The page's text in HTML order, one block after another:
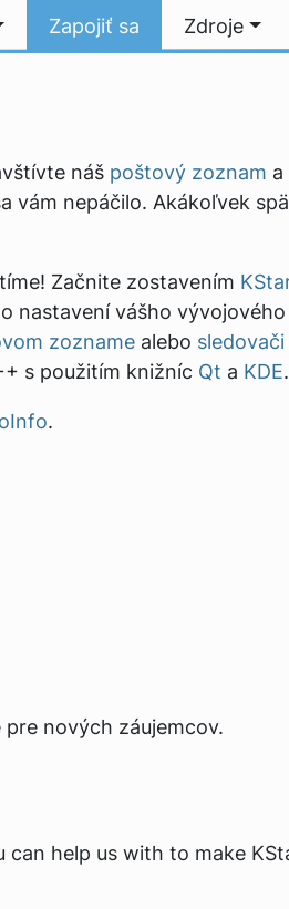
Zapojiť sa Zdroje
náš poštový zoznam a
vám nepáčilo. Akákoľvek
Začnite zostavením
nastavení vášho
zoznamealebo
s použitím knižníc Qt a KDE.
.
nových záujemcov.
help us with to make